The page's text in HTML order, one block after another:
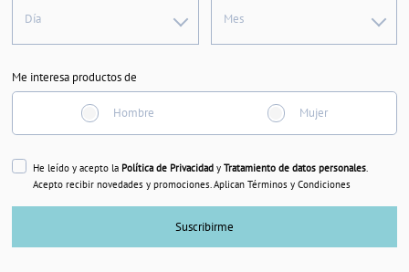
Día Mes
Me interesa productos de
Hombre Mujer
He leído y acepto la Política de Privacidady Tratamiento de datos personales.
Acepto recibir novedades y promociones. Aplican Términos y Condiciones
Suscribirme